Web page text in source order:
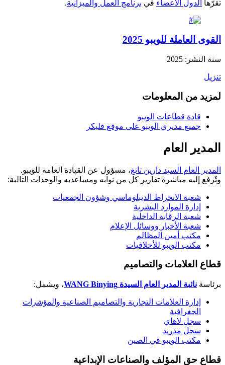
تقرّها الدول الأعضاء في برنامج العمل والميزانية.
القوى العاملة للويبو 2025
سنة النشر: 2025
تنزيل
لمزيد من المعلومات
قادة قطاعات الويبو
جميع مديري الويبو على موقع فليكر
المدير العام
المدير العام السيد دارين تانغ، مسؤول عن القيادة العامة للويبو.
وتُرفع إليه مباشرة تقارير كل من نوابه ومساعديه والوحدات التالية:
شعبة الانخراط الديبلوماسي وشؤون الجمعيات
إدارة الموارد البشرية
شعبة الرقابة الداخلية
شعبة الأخبار ووسائل الإعلام
مكتب أمين المظالم
مكتب الويبو للأخلاقيات
قطاع العلامات والتصاميم
برئاسة نائبة المدير العام السيدة WANG Binying، ويشمل:
إدارة العلامات التجارية والتصاميم الصناعية والمؤشرات
الجغرافية
سجل لاهاي
سجل مدريد
مكتب الويبو في الصين
قطاع حق المؤلف والصناعات الإبداعية